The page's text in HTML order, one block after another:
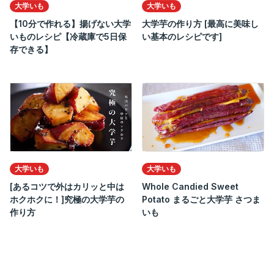
大学いも
【10分で作れる】揚げない大学
いものレシピ【冷蔵庫で5日保
存できる】
大学いも
大学芋の作り方 [最高に美味し
い基本のレシピです]
大学いも
[あるコツで外はカリッと中は
ホクホクに！]究極の大学芋の
作り方
大学いも
Whole Candied Sweet
Potato まるごと大学芋 さつま
いも